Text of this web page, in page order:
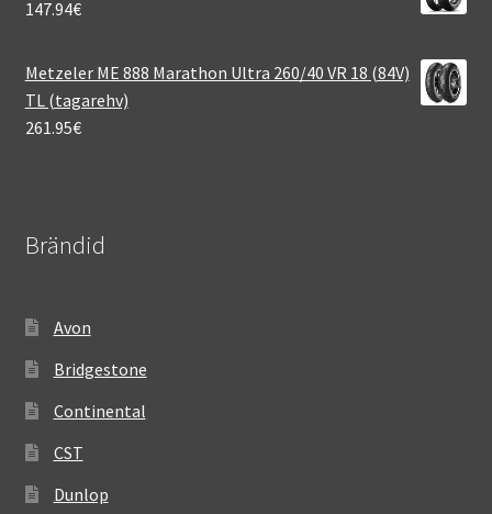
147.94€
Metzeler ME 888 Marathon Ultra 260/40 VR 18 (84V)
TL (tagarehv)
261.95€
Brändid
Avon
Bridgestone
Continental
CST
Dunlop